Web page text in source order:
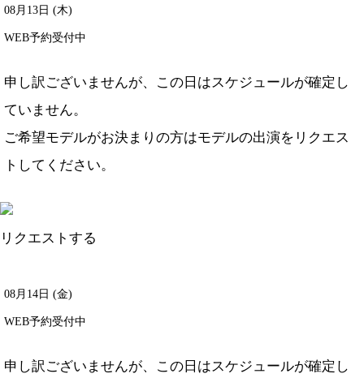
08月13日 (木)
WEB予約受付中
申し訳ございませんが、この日はスケジュールが確定し
ていません。
ご希望モデルがお決まりの方はモデルの出演をリクエス
ト してください。
リクエストする
08月14日 (金)
WEB予約受付中
申し訳ございませんが、この日はスケジュールが確定し